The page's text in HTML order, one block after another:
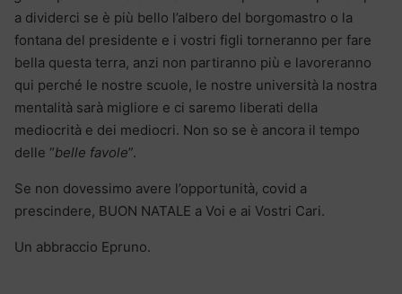
a dividerci se è più bello l’albero del borgomastro o la
fontana del presidente e i vostri figli torneranno per fare
bella questa terra, anzi non partiranno più e lavoreranno
qui perché le nostre scuole, le nostre università la nostra
mentalità sarà migliore e ci saremo liberati della
mediocrità e dei mediocri. Non so se è ancora il tempo
delle “belle favole”.
Se non dovessimo avere l’opportunità, covid a
prescindere, BUON NATALE a Voi e ai Vostri Cari.
Un abbraccio Epruno.